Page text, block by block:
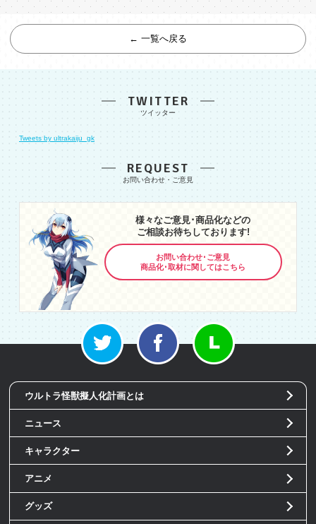
← 一覧へ戻る
TWITTER
Tweets by ultrakaiju_gk
REQUEST
様々なご意見･商品化などの
ご相談お待ちしております!
お問い合わせ･ご意見
商品化･取材に関してはこちら
ウルトラ怪獣擬人化計画とは
ニュース
キャラクター
アニメ
グッズ